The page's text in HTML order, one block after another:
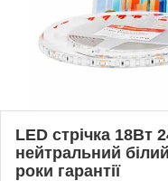
LED стрічка 18Вт
нейтральний
роки гарантії